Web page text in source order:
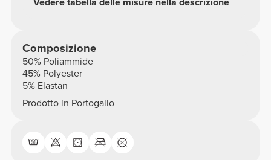
Composizione
50% Poliammide
45% Polyester
5% Elastan
Prodotto in Portogallo